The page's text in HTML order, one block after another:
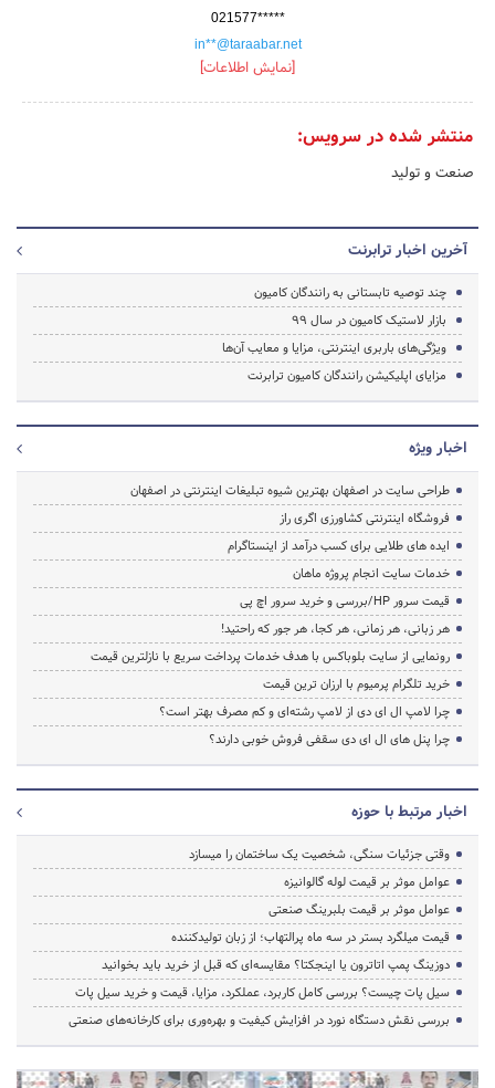
021577*****
in**@taraabar.net
[نمایش اطلاعات]
منتشر شده در سرویس:
صنعت و تولید
آخرین اخبار ترابرنت
چند توصیه تابستانی به رانندگان کامیون
بازار لاستیک کامیون در سال 99
ویژگی‌های باربری اینترنتی، مزایا و معایب آن‌ها
مزایای اپلیکیشن رانندگان کامیون ترابرنت
اخبار ویژه
طراحی سایت در اصفهان بهترین شیوه تبلیغات اینترنتی در اصفهان
فروشگاه اینترنتی کشاورزی اگری راز
ایده های طلایی برای کسب درآمد از اینستاگرام
خدمات سایت انجام پروژه ماهان
قیمت سرور HP/بررسی و خرید سرور اچ پی
هر زبانی، هر زمانی، هر کجا، هر جور که راحتید!
رونمایی از سایت بلوباکس با هدف خدمات پرداخت سریع با نازلترین قیمت
خرید تلگرام پرمیوم با ارزان ترین قیمت
چرا لامپ ال ای دی از لامپ رشته‌ای و کم مصرف بهتر است؟
چرا پنل های ال ای دی سقفی فروش خوبی دارند؟
اخبار مرتبط با حوزه
وقتی جزئیات سنگی، شخصیت یک ساختمان را میسازد
عوامل موثر بر قیمت لوله گالوانیزه
عوامل موثر بر قیمت بلبرینگ صنعتی
قیمت میلگرد بستر در سه ماه پرالتهاب؛ از زبان تولیدکننده
دوزینگ پمپ اتاترون یا اینجکتا؟ مقایسه‌ای که قبل از خرید باید بخوانید
سیل پات چیست؟ بررسی کامل کاربرد، عملکرد، مزایا، قیمت و خرید سیل پات
بررسی نقش دستگاه نورد در افزایش کیفیت و بهره‌وری برای کارخانه‌های صنعتی